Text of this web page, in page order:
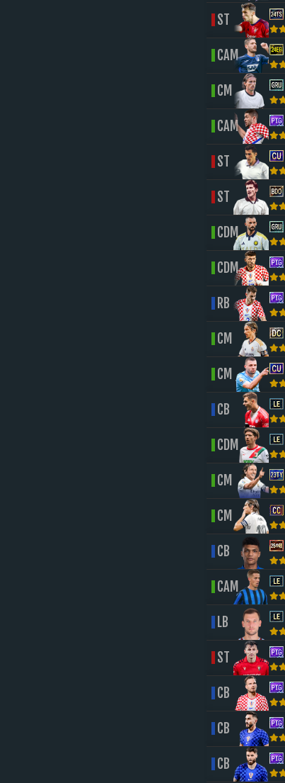
ST
CAM
CM
CAM
ST
ST
CDM
CDM
RB
CM
CM
CB
CDM
CM
CM
CB
CAM
LB
ST
CB
CB
CB